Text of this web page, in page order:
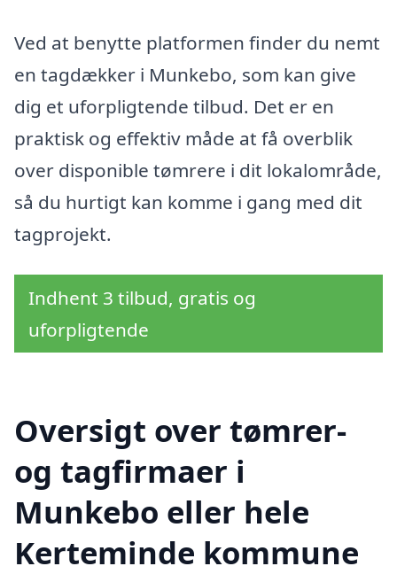
Ved at benytte platformen finder du nemt
en tagdækker i Munkebo, som kan give
dig et uforpligtende tilbud. Det er en
praktisk og effektiv måde at få overblik
over disponible tømrere i dit lokalområde,
så du hurtigt kan komme i gang med dit
tagprojekt.
Indhent 3 tilbud, gratis og
uforpligtende
Oversigt over tømrer-
og tagfirmaer i
Munkebo eller hele
Kerteminde kommune